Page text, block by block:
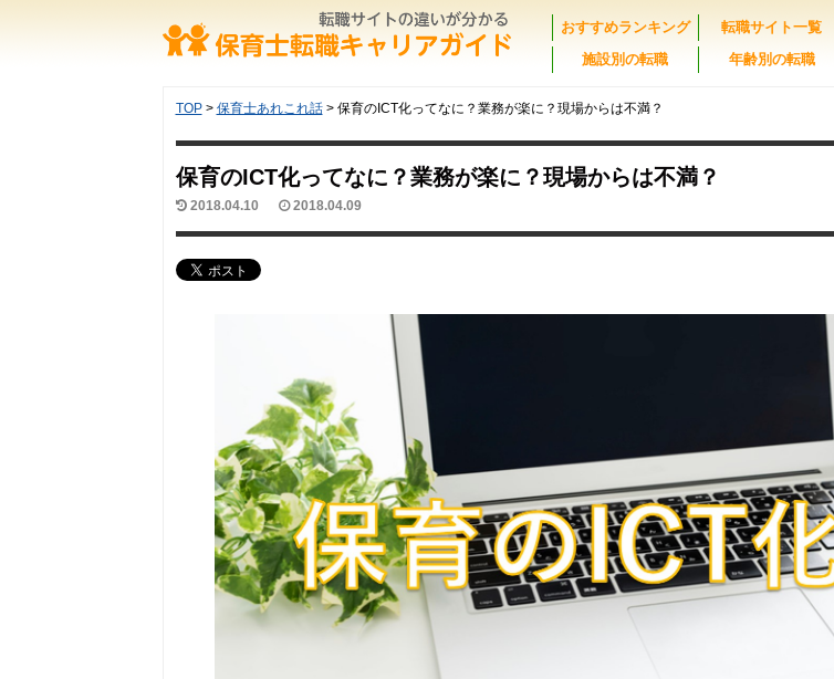
おすすめランキング 転職サイト一覧
施設別の転職
年齢別の転職
TOP> 保育士あれこれ話 > 保育のICT化ってなに？業務が楽に？現場からは不満？
保育のICT化ってなに？業務が楽に？現場からは不満？
2018.04.10 2018.04.09